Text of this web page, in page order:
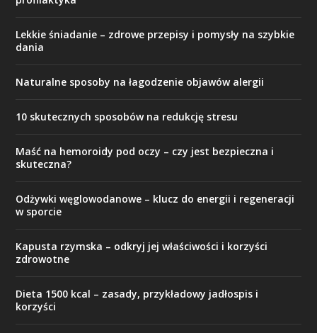
Lekkie śniadanie – zdrowe przepisy i pomysły na szybkie
dania
Naturalne sposoby na łagodzenie objawów alergii
10 skutecznych sposobów na redukcję stresu
Maść na hemoroidy pod oczy – czy jest bezpieczna i
skuteczna?
Odżywki węglowodanowe – klucz do energii i regeneracji
w sporcie
Kapusta rzymska – odkryj jej właściwości i korzyści
zdrowotne
Dieta 1500 kcal – zasady, przykładowy jadłospis i
korzyści